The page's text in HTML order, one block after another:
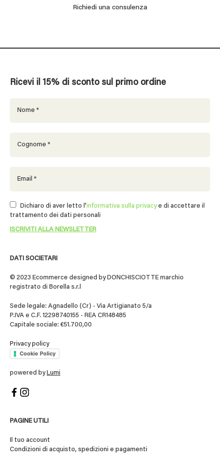
Richiedi una consulenza
DATI SOCIETARI
© 2023 Ecommerce designed by DONCHISCIOTTE marchio
registrato di Borella s.r.l
Sede legale: Agnadello (Cr) - Via Artigianato 5/a
P.IVA e C.F. 12298740155 - REA CR148485
Capitale sociale: €51.700,00
Privacy policy
Cookie Policy
powered by Lumi
PAGINE UTILI
Il tuo account
Condizioni di acquisto, spedizioni e pagamenti
Ricevi il 15% di sconto sul primo ordine
Dichiaro di aver letto l'informativa sulla privacye di accettare il
trattamento dei dati personali